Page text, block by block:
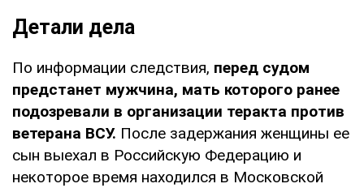
Детали дела
По информации следствия, перед судом
предстанет мужчина, мать которого ранее
подозревали в организации теракта против
ветерана ВСУ. После задержания женщины ее
сын выехал в Российскую Федерацию и
некоторое время находился в Московской